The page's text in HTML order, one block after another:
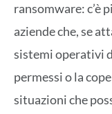
ransomware: c’è
aziende che, se
sistemi operativi
permessi o la
situazioni che